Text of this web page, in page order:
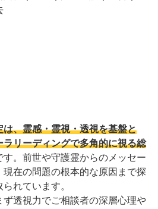
、霊感・霊視・透視を基盤と
リーディングで多角的に視る総
す。前世や守護霊からのメッセー
在の問題の根本的な原因まで探
れています。
透視力でご相談者の深層心理や